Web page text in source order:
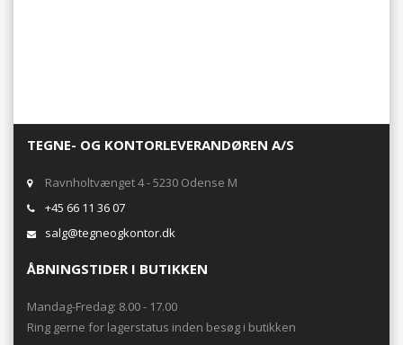
TEGNE- OG KONTORLEVERANDØREN A/S
Ravnholtvænget 4 - 5230 Odense M
+45 66 11 36 07
salg@tegneogkontor.dk
ÅBNINGSTIDER I BUTIKKEN
Mandag-Fredag: 8.00 - 17.00
Ring gerne for lagerstatus inden besøg i butikken